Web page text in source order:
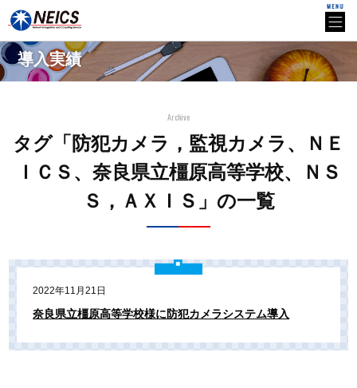
導入実績
Archive
タグ「防犯カメラ，監視カメラ、ＮＥ
ＩＣＳ、奈良県立橿原高等学校、ＮＳ
Ｓ，ＡＸＩＳ」の一覧
2022年11月21日
奈良県立橿原高等学校様に防犯カメラシステム導入